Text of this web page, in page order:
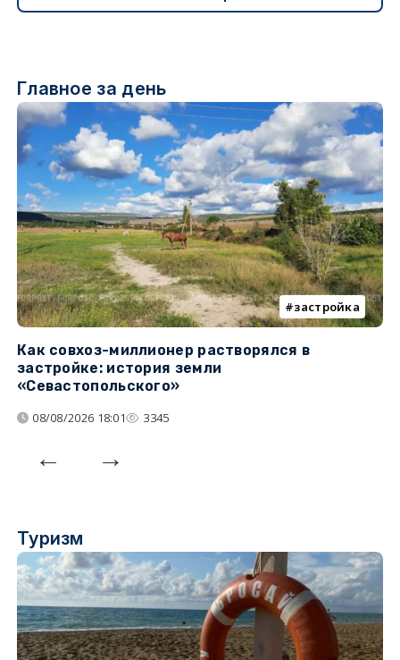
Главное за день
застройка
Как совхоз-миллионер растворялся в
застройке: история земли
«Севастопольского»
08/08/2026 18:01 3345
Туризм